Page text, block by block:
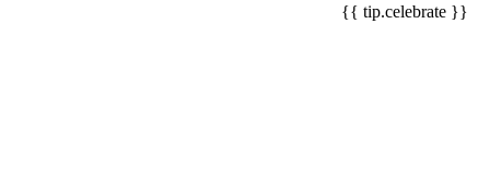
{{ tip.celebrate }}